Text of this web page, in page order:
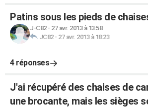
Patins sous les pieds de
J-C82- 27 avr. 2013 à 13:58
JC82- 27 avr. 2013 à 18:23
4 réponses
J'ai récupéré des chaises de
une brocante, mais les sièges